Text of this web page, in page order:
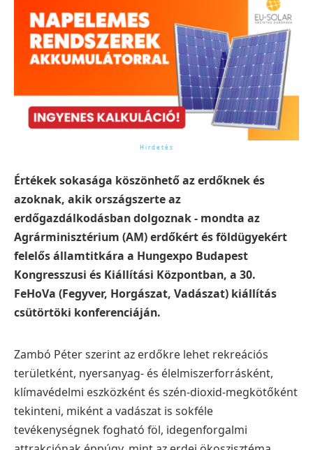
Értékek sokasága köszönhető az erdőknek és
azoknak, akik országszerte az
erdőgazdálkodásban dolgoznak - mondta az
Agrárminisztérium (AM) erdőkért és földügyekért
felelős államtitkára a Hungexpo Budapest
Kongresszusi és Kiállítási Központban, a 30.
FeHoVa (Fegyver, Horgászat, Vadászat) kiállítás
csütörtöki konferenciáján.
Zambó Péter szerint az erdőkre lehet rekreációs
területként, nyersanyag- és élelmiszerforrásként,
klímavédelmi eszközként és szén-dioxid-megkötőként
tekinteni, miként a vadászat is sokféle
tevékenységnek fogható föl, idegenforgalmi